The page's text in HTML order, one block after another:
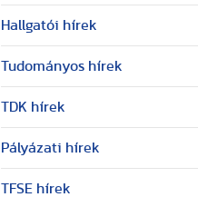
Hallgatói hírek
Tudományos hírek
TDK hírek
Pályázati hírek
TFSE hírek